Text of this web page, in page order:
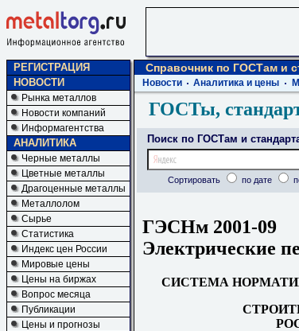
РЕГИСТРАЦИЯ
НОВОСТИ
Рынка металлов
Новости компаний
Информагентства
АНАЛИТИКА
Черные металлы
Цветные металлы
Драгоценные металлы
Металлолом
Сырье
Статистика
Индекс цен России
Мировые цены
Цены на биржах
Вопрос месяца
Публикации
Цены и прогнозы
Справочник по ГОСТам и
Новости Аналитика и цены
ГОСТы,
Поиск по ГОСТам и
Сортировать по дате
ГЭСНм 2001-09
Электрические
СИСТЕМА